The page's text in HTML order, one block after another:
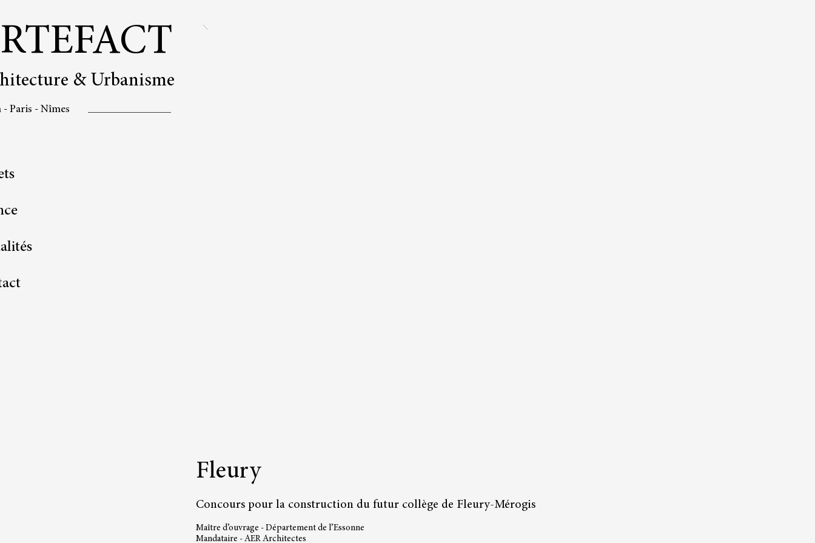
Fleury
Concours pour la construction du futur collège de Fleury-Mérogis
Maître d’ouvrage - Département de l’Essonne
Mandataire - AER Architectes
& Urbanisme
- Paris - Nîmes